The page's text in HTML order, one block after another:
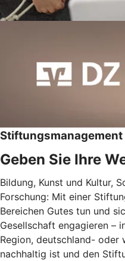
Stiftungsmanagement
Geben Sie Ihre
Bildung, Kunst und Kultur,
Forschung: Mit einer
Bereichen Gutes tun und
Gesellschaft engagieren –
Region, deutschland-
nachhaltig ist und den